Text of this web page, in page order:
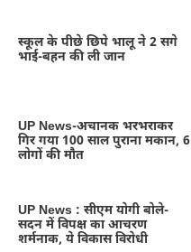
स्कूल के पीछे छिपे भालू ने 2 सगे
भाई-बहन की ली जान
UP News-अचानक भरभराकर
गिर गया 100 साल पुराना मकान, 6
लोगों की मौत
UP News : सीएम योगी बोले-
सदन में विपक्ष का आचरण
शर्मनाक, ये विकास विरोधी